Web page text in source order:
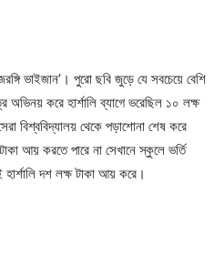
ভাইজান’। পুরো ছবি জুড়ে যে সবচেয়ে বেশি
অভিনয় করে হার্শালি ব্যাগে ভরেছিল ১০ লক্ষ
বিশ্ববিদ্যালয় থেকে পড়াশোনা শেষ করে
আয় করতে পারে না সেখানে স্কুলে ভর্তি
দশ লক্ষ টাকা আয় করে।